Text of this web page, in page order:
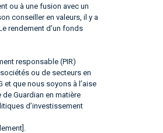
ou à une fusion avec un
conseiller en valeurs, il y a
rendement d’un fonds
responsable (PIR)
ou de secteurs en
et que nous soyons à l’aise
Guardian en matière
d’investissement